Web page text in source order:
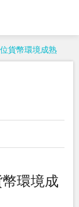
貨幣環境成熟
環境成